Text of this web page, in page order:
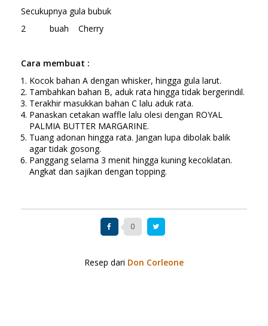
Secukupnya gula bubuk
2 buah Cherry
Cara membuat :
Kocok bahan A dengan whisker, hingga gula larut.
Tambahkan bahan B, aduk rata hingga tidak bergerindil.
Terakhir masukkan bahan C lalu aduk rata.
Panaskan cetakan waffle lalu olesi dengan ROYAL
PALMIA BUTTER MARGARINE.
Tuang adonan hingga rata. Jangan lupa dibolak balik
agar tidak gosong.
Panggang selama 3 menit hingga kuning kecoklatan.
Angkat dan sajikan dengan topping.
0
Resep dari Don Corleone